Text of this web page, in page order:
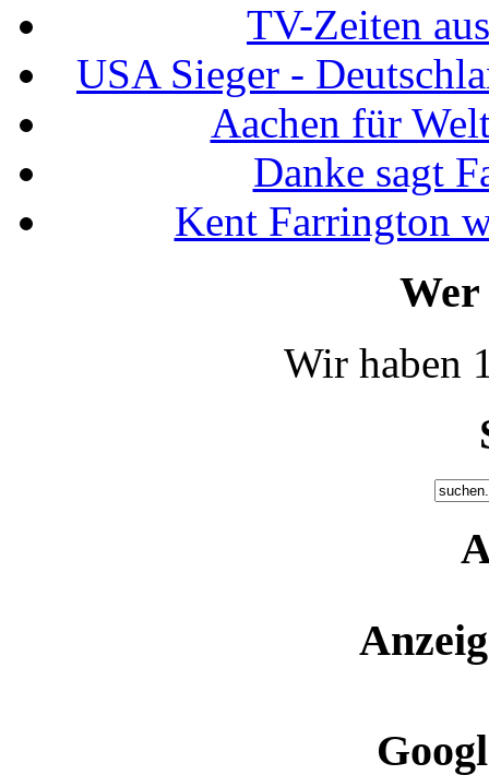
TV-Zeiten
USA Sieger -
Aachen für
Danke sagt
Kent Farrington
Wir haben